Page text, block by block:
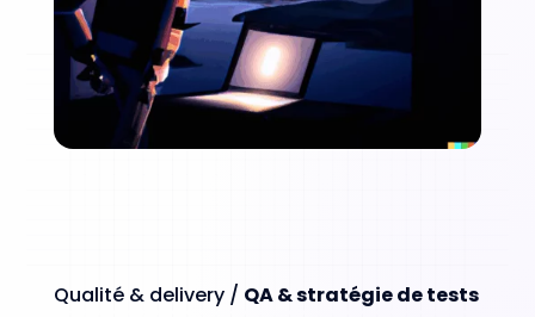
Qualité & delivery / QA & stratégie de tests